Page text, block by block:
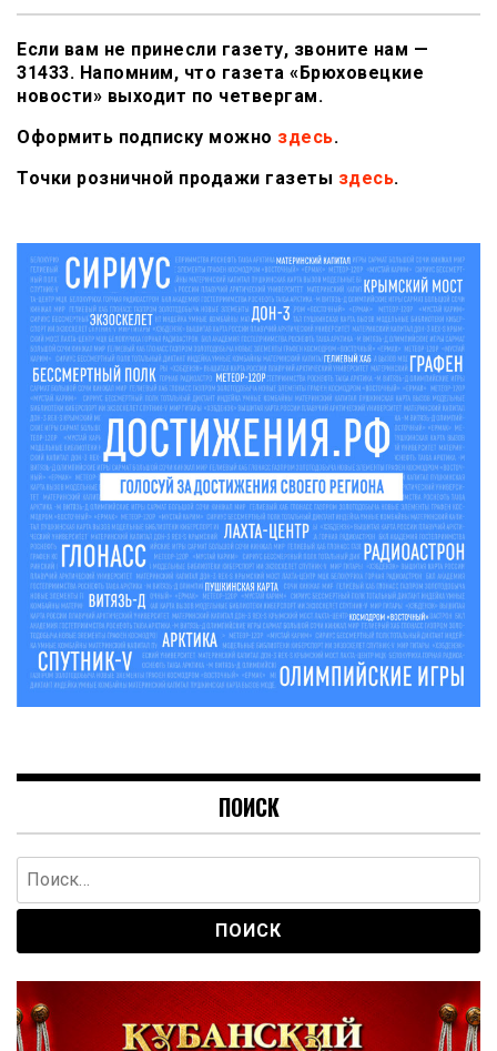
Если вам не принесли газету, звоните нам —
31433. Напомним, что газета «Брюховецкие
новости» выходит по четвергам.
Оформить подписку можно здесь.
Точки розничной продажи газеты здесь.
ПОИСК
Найти: